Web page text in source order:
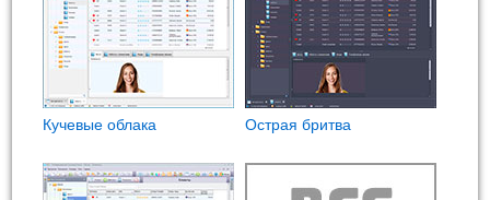
Кучевые облака Острая бритва